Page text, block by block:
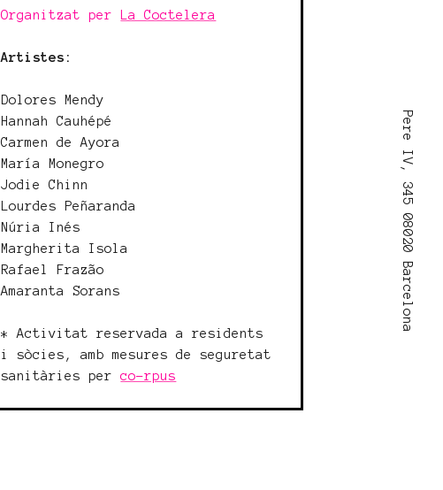
Pere IV, 345 08020 Barcelona
Organitzat per La Coctelera
Artistes:
Dolores Mendy
Hannah Cauhépé
Carmen de Ayora
María Monegro
Jodie Chinn
Lourdes Peñaranda
Núria Inés
Margherita Isola
Rafael Frazão
Amaranta Sorans
* Activitat reservada a residents
i sòcies, amb mesures de seguretat
sanitàries perco-rpus